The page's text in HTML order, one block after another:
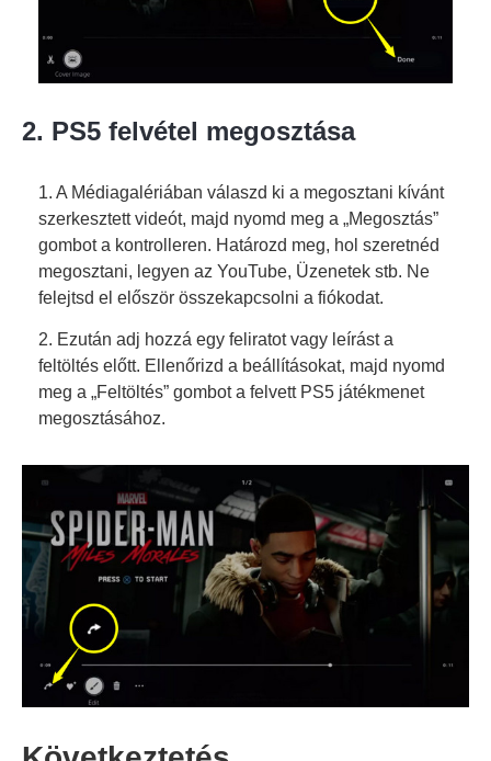
2. PS5 felvétel megosztása
1. A Médiagalériában válaszd ki a megosztani kívánt
szerkesztett videót, majd nyomd meg a „Megosztás”
gombot a kontrolleren. Határozd meg, hol szeretnéd
megosztani, legyen az YouTube, Üzenetek stb. Ne
felejtsd el először összekapcsolni a fiókodat.
2. Ezután adj hozzá egy feliratot vagy leírást a
feltöltés előtt. Ellenőrizd a beállításokat, majd nyomd
meg a „Feltöltés” gombot a felvett PS5 játékmenet
megosztásához.